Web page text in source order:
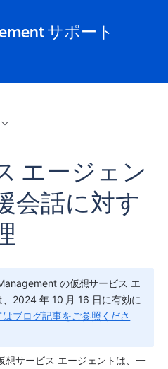
サポート
エージェン
会話に対す
の仮想サービス エ
、2024 年 10 月 16 日に有効に
ブログ記事をご参照くださ
想サービス エージェント は、一